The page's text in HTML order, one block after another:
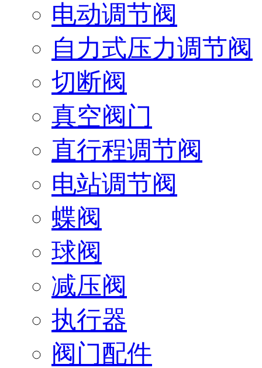
电动调节阀
自力式压力调节阀
切断阀
真空阀门
直行程调节阀
电站调节阀
蝶阀
球阀
减压阀
执行器
阀门配件